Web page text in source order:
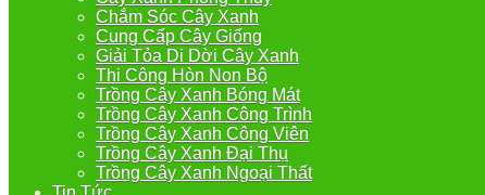
Chắm Sóc Cây Xanh
Cung Cấp Cây Giống
Giải Tỏa Di Dời Cây Xanh
Thi Công Hòn Non Bộ
Trồng Cây Xanh Bóng Mát
Trồng Cây Xanh Công Trình
Trồng Cây Xanh Công Viên
Trồng Cây Xanh Đại Thụ
Trồng Cây Xanh Ngoại Thất